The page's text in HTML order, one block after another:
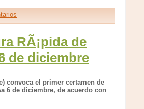
RÃ¡pida de
de diciembre
convoca el primer certamen de
6 de diciembre, de acuerdo con